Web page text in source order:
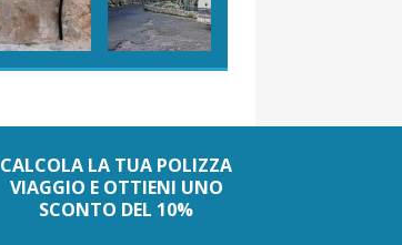
CALCOLA LA TUA POLIZZA
VIAGGIO E OTTIENI UNO
SCONTO DEL 10%